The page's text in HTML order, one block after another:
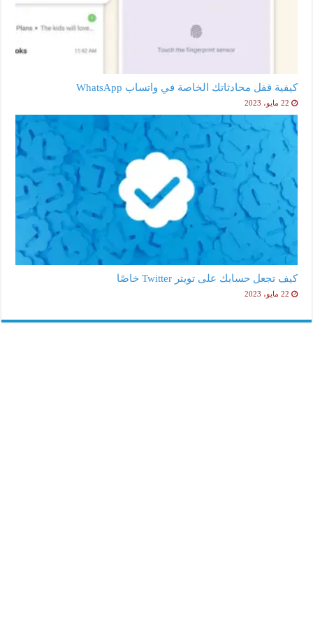
كيفية قفل محادثاتك الخاصة في واتساب WhatsApp
22 مايو، 2023
كيف تجعل حسابك على تويتر Twitter خاصًا
22 مايو، 2023